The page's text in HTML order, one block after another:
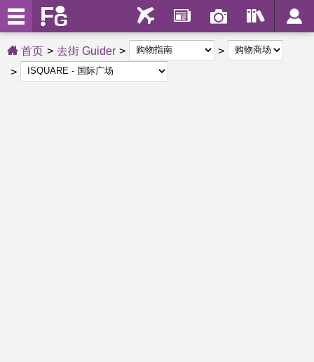
首页 去街 Guider